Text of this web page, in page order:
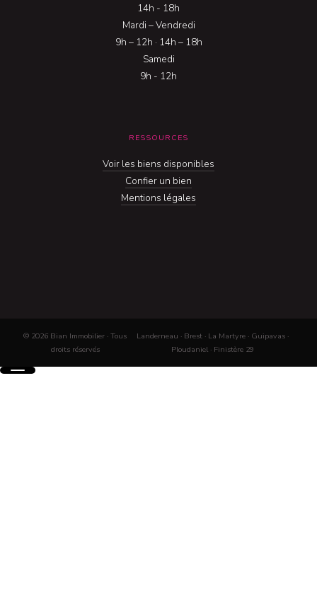
14h - 18h
Mardi – Vendredi
9h – 12h · 14h – 18h
Samedi
9h - 12h
RESSOURCES
Voir les biens disponibles
Confier un bien
Mentions légales
© 2026 Bian Immobilier · Tous
droits réservés
Landerneau · Brest · La Martyre · Guipavas ·
Ploudaniel · Finistère 29